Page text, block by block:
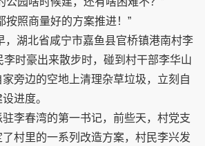
按照商量好的方案推进！”
，湖北省咸宁市嘉鱼县官桥镇港南村李
时豪出来散步时，碰到村干部李华山
旁边的空地上清理杂草垃圾，立刻自
进度。
李春湾的第一书记，前些天，村党支
村里的一系列改造方案，村民李兴发